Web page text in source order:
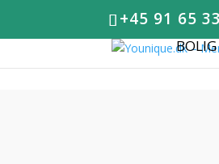
+45 91 65
BOLIG